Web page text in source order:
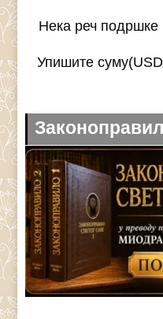
Нека реч подршке
Упишите